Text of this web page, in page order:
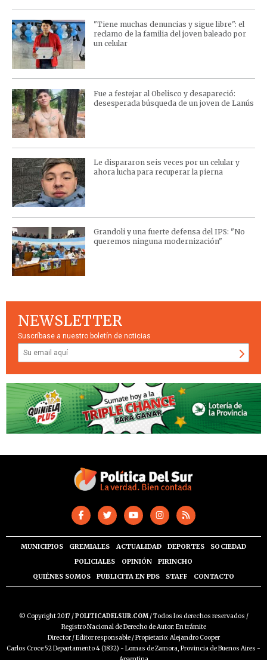
"Tiene muchas denuncias y sigue libre": el
reclamo de la familia del joven baleado por
un celular
Fue a festejar al Obelisco y desapareció:
desesperada búsqueda de un joven de Lanús
Le dispararon seis veces por un celular y
ahora lucha para recuperar la pierna
Grandoli y una fuerte defensa del IPS: "No
queremos ninguna modernización"
NEWSLETTER
Suscríbase a nuestro boletín de noticias
MUNICIPIOS GREMIALES ACTUALIDAD DEPORTES
SOCIEDAD
POLICIALES
OPINIÓN
PIRINCHO
QUIÉNES SOMOS
PUBLICITA EN PDS STAFF CONTACTO
© Copyright 2017 /POLITICADELSUR.COM/ Todos los derechos reservados /
Registro Nacional de Derecho de Autor: En trámite
Director / Editor responsable / Propietario: Alejandro Cooper
Carlos Croce 52 Departamento 4 (1832) - Lomas de Zamora, Provincia de Buenos Aires -